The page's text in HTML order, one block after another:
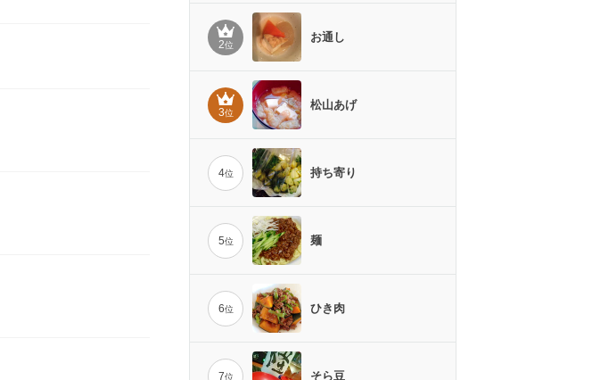
2位
お通し
3位
松山あげ
4位 持ち寄り
5位 麺
6位 ひき肉
7位 そら豆